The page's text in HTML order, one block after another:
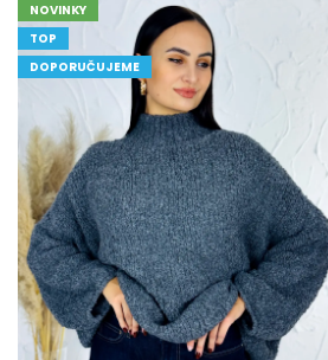
NOVINKY
TOP
DOPORUČUJEME